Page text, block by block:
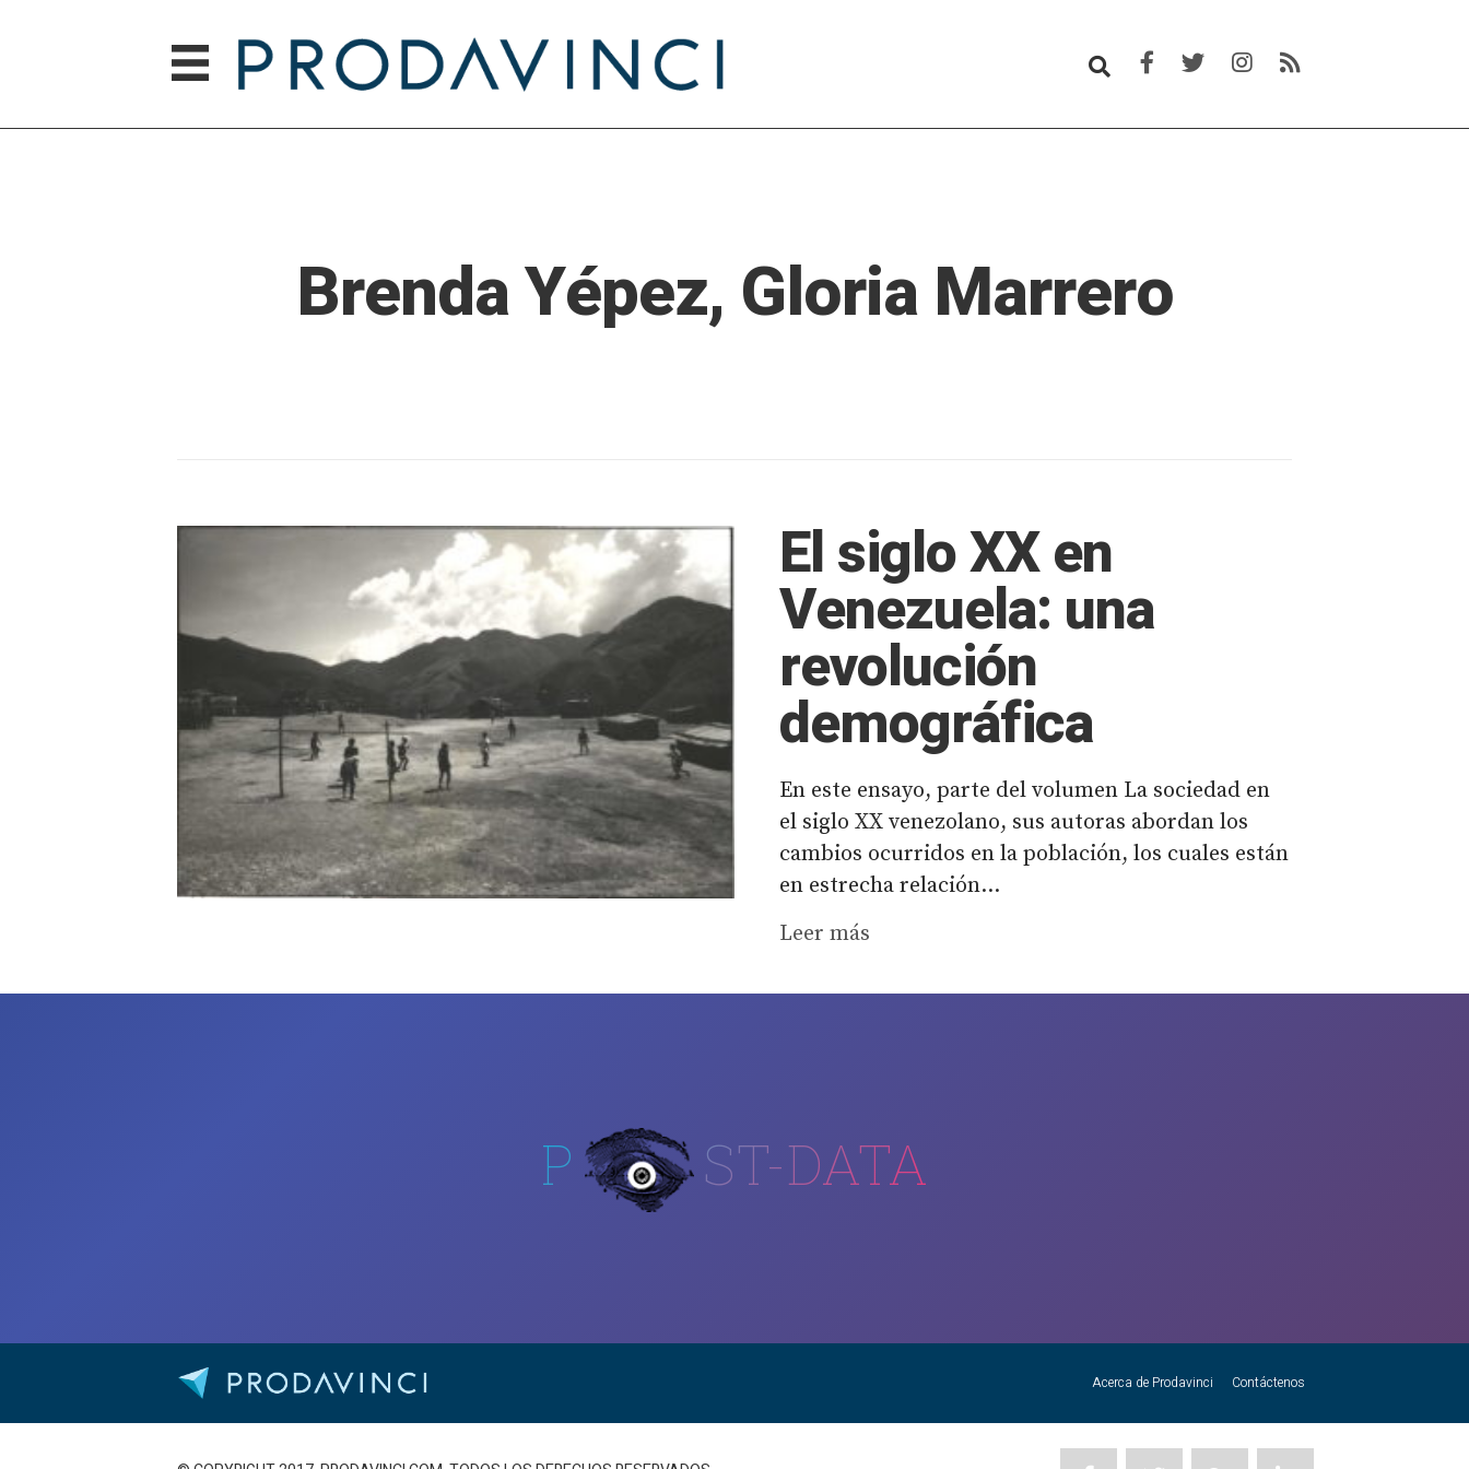
Brenda Yépez, Gloria Marrero
El siglo XX en
Venezuela: una
revolución
demográfica
En este ensayo, parte del volumen La sociedad en
el siglo XX venezolano, sus autoras abordan los
cambios ocurridos en la población, los cuales están
en estrecha relación...
Leer más
P ST-DATA
Acerca de Prodavinci Contáctenos